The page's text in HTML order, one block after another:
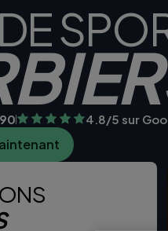
4.8/5 sur